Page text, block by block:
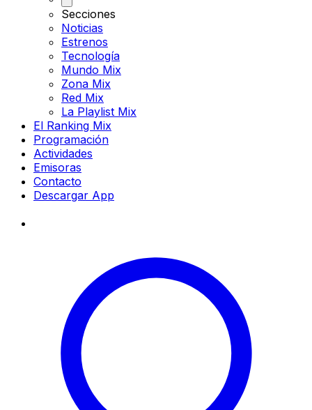
Secciones
Noticias
Estrenos
Tecnología
Mundo Mix
Zona Mix
Red Mix
La Playlist Mix
El Ranking Mix
Programación
Actividades
Emisoras
Contacto
Descargar App